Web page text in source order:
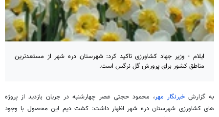
ایلام - وزیر جهاد کشاورزی تاکید کرد: شهرستان دره شهر از مستعدترین
مناطق کشور برای پرورش گل نرگس است.
به گزارشخبرنگار مهر، محمود حجتی عصر چهارشنبه در جریان بازدید از پروژه
های کشاورزی شهرستان دره شهر اظهار داشت: کشت دیم این محصول با وجود